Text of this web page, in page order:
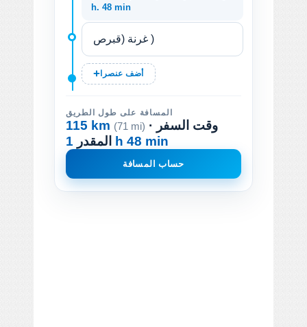
h. 48 min
أضف عنصرا
المسافة على طول الطريق
115 km (71 mi) · وقت السفر
المقدر 1 h 48 min
حساب المسافة